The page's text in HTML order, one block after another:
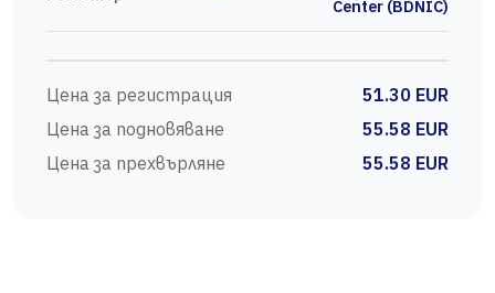
Center (BDNIC)
Цена за регистрация
51.30 EUR
Цена за подновяване
55.58 EUR
Цена за прехвърляне
55.58 EUR